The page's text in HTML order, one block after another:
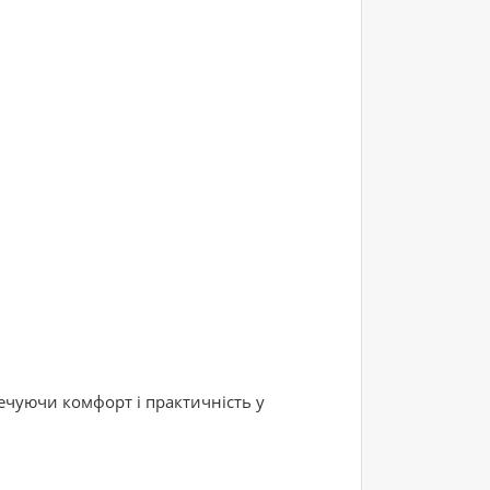
комфорт і практичність у